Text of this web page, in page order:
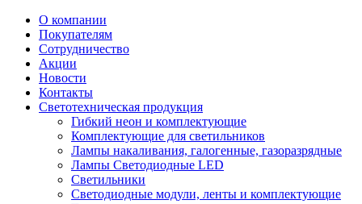
О компании
Покупателям
Сотрудничество
Акции
Новости
Контакты
Светотехническая продукция
Гибкий неон и комплектующие
Комплектующие для светильников
Лампы накаливания, галогенные, газоразрядные
Лампы Светодиодные LED
Светильники
Светодиодные модули, ленты и комплектующие